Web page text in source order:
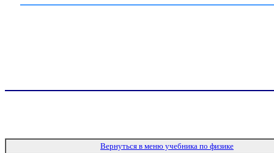
Вернуться в меню учебника по физике